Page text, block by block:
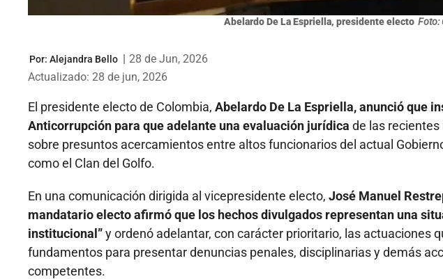
Abelardo De La Espriella, presidente electo Foto:
Por: Alejandra Bello | 28 de Jun, 2026
Actualizado: 28 de jun, 2026
El presidente electo de Colombia, Abelardo De La Espriella, anunció que
Anticorrupción para que adelante una evaluación jurídica de las recientes
sobre presuntos acercamientos entre altos funcionarios del actual
como el Clan del Golfo.
En una comunicación dirigida al vicepresidente electo, José Manuel
mandatario electo afirmó que los hechos divulgados representan una
institucional”y ordenó adelantar, con carácter prioritario, las actuaciones
fundamentos para presentar denuncias penales, disciplinarias y demás
competentes.